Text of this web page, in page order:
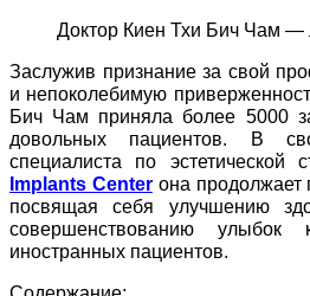
Доктор Киен Тхи Бич Чам
Заслужив признание за свой
и непоколебимую
Бич Чам приняла более 5000
довольных пациентов. В
специалиста по эстетической
Implants Centerона продолжает
посвящая себя улучшению
совершенствованию
иностранных пациентов.